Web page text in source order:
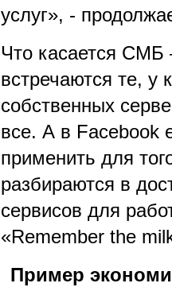
услуг», -
Что касается CMБ
встречаются те, у
собственных
все. А в Facebook
применить для
разбираются в
сервисов для
«Remember the
Пример